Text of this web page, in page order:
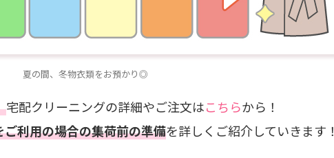
夏の間、冬物衣類をお預かり◎
宅配クリーニングの詳細やご注文はこちらから！
ご利用の場合の集荷前の準備を詳しくご紹介していきます！